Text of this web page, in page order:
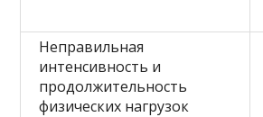
Неправильная
интенсивность и
продолжительность
физических нагрузок